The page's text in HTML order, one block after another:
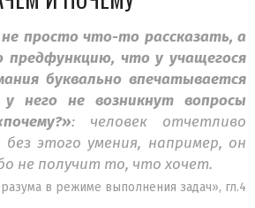
просто что-то рассказать, а
предфункцию, что у учащегося
буквально впечатывается
него не возникнут вопросы
: человек отчетливо
этого умения, например, он
не получит то, что хочет.
разума в режиме выполнения задач», гл.4